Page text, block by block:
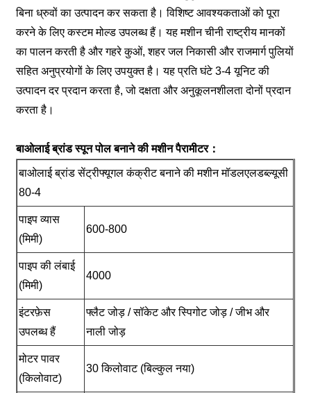
बिना ध्रुवों का उत्पादन कर सकता है। विशिष्ट आवश्यकताओं को पूरा
करने के लिए कस्टम मोल्ड उपलब्ध हैं। यह मशीन चीनी राष्ट्रीय मानकों
का पालन करती है और गहरे कुओं, शहर जल निकासी और राजमार्ग पुलियों
सहित अनुप्रयोगों के लिए उपयुक्त है। यह प्रति घंटे 3-4 यूनिट की
उत्पादन दर प्रदान करता है, जो दक्षता और अनुकूलनशीलता दोनों प्रदान
करता है।
बाओलाई ब्रांड स्पून पोल बनाने की मशीन पैरामीटर：
बाओलाई ब्रांड सेंट्रीफ्यूगल कंक्रीट बनाने की मशीन मॉडलएलडब्ल्यूसी
80-4
पाइप व्यास
(मिमी)
600-800
पाइप की लंबाई
(मिमी)
4000
इंटरफ़ेस
उपलब्ध हैं
फ्लैट जोड़ / सॉकेट और स्पिगोट जोड़ / जीभ और
नाली जोड़
मोटर पावर
(किलोवाट)
30 किलोवाट (बिल्कुल नया)